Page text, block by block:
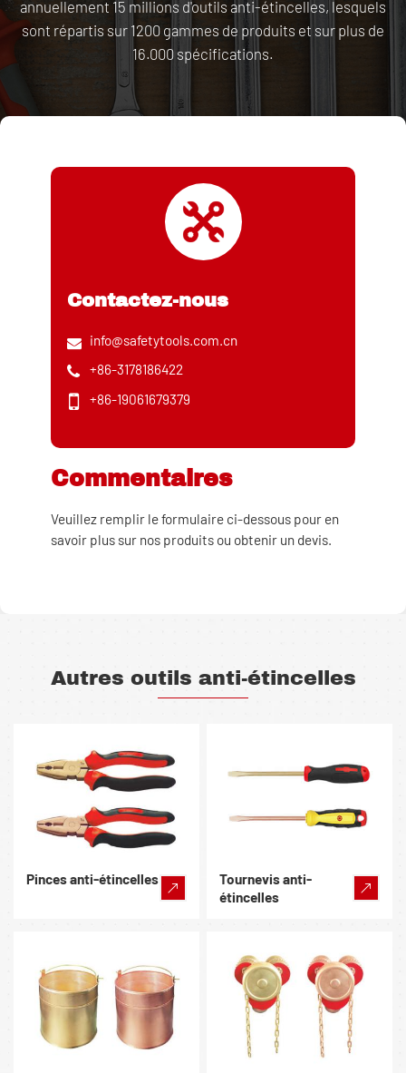
annuellement 15 millions d'outils anti-étincelles, lesquels
sont répartis sur 1200 gammes de produits et sur plus de
16.000 spécifications.
Contactez-nous
info@safetytools.com.cn
+86-3178186422
+86-19061679379
Commentaires
Veuillez remplir le formulaire ci-dessous pour en
savoir plus sur nos produits ou obtenir un devis.
Autres outils anti-étincelles
Pinces anti-étincelles
Tournevis anti-
étincelles